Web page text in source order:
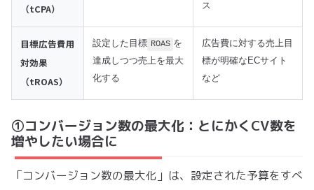
（tCPA）
ス
目標広告費用
対効果
（tROAS）
設定した目標 ROAS を
達成しつつ売上を最大
化する
広告費に対する売上目
標が明確なECサイト
など
①コンバージョン数の最大化：とにかくCV数を
増やしたい場合に
「コンバージョン数の最大化」は、設定された予算をすべ